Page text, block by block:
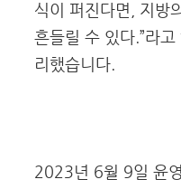
식이 퍼진다면, 지방
흔들릴 수 있다.”라
리했습니다.
2023년 6월 9일 윤